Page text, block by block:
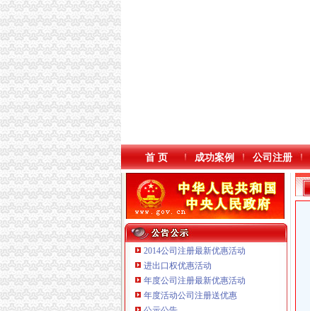
本站导航
首 页 成功案例 公司注册
2014公司注册最新优惠活动
进出口权优惠活动
年度公司注册最新优惠活动
年度活动公司注册送优惠
重庆铭博投资咨询有限公司